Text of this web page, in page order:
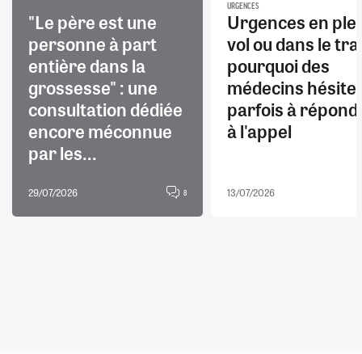
"Le père est une
personne à part
entière dans la
grossesse" : une
consultation dédiée
encore méconnue
par les...
29/07/2026 8
URGENCES
Urgences en
vol ou dans le
pourquoi des
médecins
parfois à
à l'appel
13/07/2026